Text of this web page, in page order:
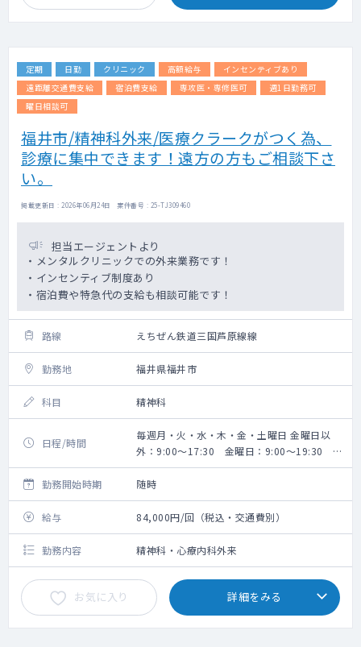
定期 日勤 クリニック 高額給与
インセンティブあり
遠距離交通費支給
宿泊費支給 専攻医・専修医可
週1日勤務可
曜日相談可
福井市/精神科外来/医療クラークがつく為、
診療に集中できます！遠方の方もご相談下さ
い。
掲載更新日 : 2026年06月24日 案件番号 : 25-TJ309460
担当エージェントより
・メンタルクリニックでの外来業務です！
・インセンティブ制度あり
・宿泊費や特急代の支給も相談可能です！
路線 えちぜん鉄道三国芦原線線
勤務地 福井県福井市
科目 精神科
日程/時間
毎週月・火・水・木・金・土曜日 金曜日以
外：9:00～17:30 金曜日：9:00～19:30 ※
実働7時間
勤務開始時期
随時
給与 84,000円/回（税込・交通費別）
勤務内容 精神科・心療内科外来
お気に入り 詳細をみる